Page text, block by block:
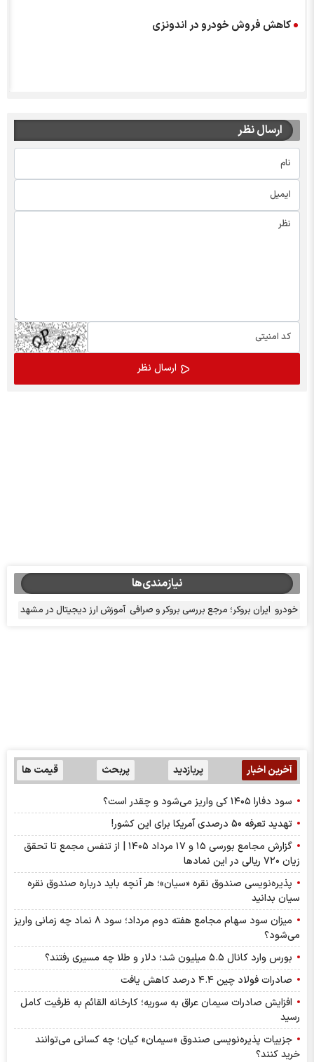
کاهش فروش خودرو در اندونزی
ارسال نظر
نیازمندی‌ها
خودرو ایران بروکر؛ مرجع بررسی بروکر و صرافی آموزش ارز دیجیتال در مشهد
آخرین اخبار پربازدید پربحث قیمت ها
سود دفارا ۱۴۰۵ کی واریز می‌شود و چقدر است؟
تهدید تعرفه 50 درصدی آمریکا برای این کشور!
گزارش مجامع بورسی ۱۵ و ۱۷ مرداد ۱۴۰۵ | از تنفس مجمع تا تحقق
زیان ۷۲۰ ریالی در این نماد‌ها
پذیره‌نویسی صندوق نقره «سیان»؛ هر آنچه باید درباره صندوق نقره
سیان بدانید
میزان سود سهام مجامع هفته دوم مرداد؛ سود ۸ نماد چه زمانی واریز
می‌شود؟
بورس وارد کانال ۵.۵ میلیون شد؛ دلار و طلا چه مسیری رفتند؟
صادرات فولاد چین ۴.۴ درصد کاهش یافت
افزایش صادرات سیمان عراق به سوریه؛ کارخانه القائم به ظرفیت کامل
رسید
جزییات پذیره‌نویسی صندوق «سیمان» کیان؛ چه کسانی می‌توانند
خرید کنند؟